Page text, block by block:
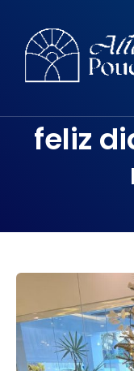
feliz